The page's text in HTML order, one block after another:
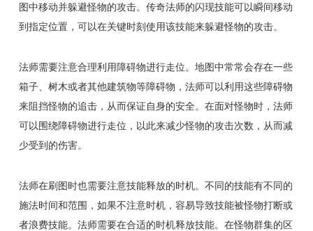
图中移动并躲避怪物的攻击。传奇法师的闪现技能可以瞬间移动
到指定位置，可以在关键时刻使用该技能来躲避怪物的攻击。
法师需要注意合理利用障碍物进行走位。地图中常常会存在一些
箱子、树木或者其他建筑物等障碍物，法师可以利用这些障碍物
来阻挡怪物的追击，从而保证自身的安全。在面对怪物时，法师
可以围绕障碍物进行走位，以此来减少怪物的攻击次数，从而减
少受到的伤害。
法师在刷图时也需要注意技能释放的时机。不同的技能有不同的
施法时间和范围，如果不注意时机，容易导致技能被怪物打断或
者浪费技能。法师需要在合适的时机释放技能。在怪物群集的区